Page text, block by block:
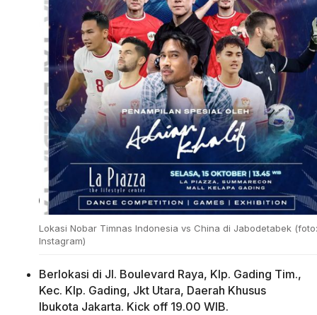
Lokasi Nobar Timnas Indonesia vs China di Jabodetabek (foto:
Instagram)
Berlokasi di Jl. Boulevard Raya, Klp. Gading Tim.,
Kec. Klp. Gading, Jkt Utara, Daerah Khusus
Ibukota Jakarta. Kick off 19.00 WIB.